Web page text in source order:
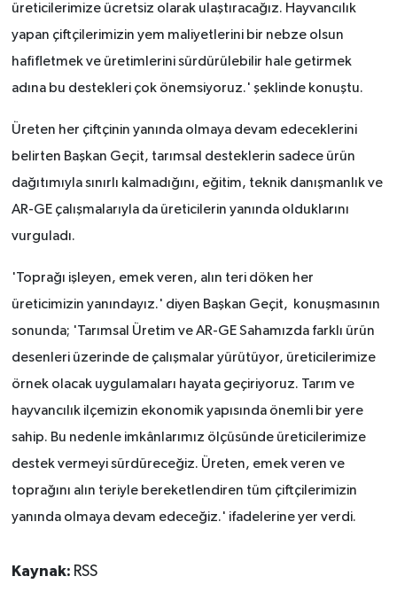
üreticilerimize ücretsiz olarak ulaştıracağız. Hayvancılık
yapan çiftçilerimizin yem maliyetlerini bir nebze olsun
hafifletmek ve üretimlerini sürdürülebilir hale getirmek
adına bu destekleri çok önemsiyoruz.' şeklinde konuştu.
Üreten her çiftçinin yanında olmaya devam edeceklerini
belirten Başkan Geçit, tarımsal desteklerin sadece ürün
dağıtımıyla sınırlı kalmadığını, eğitim, teknik danışmanlık ve
AR-GE çalışmalarıyla da üreticilerin yanında olduklarını
vurguladı.
'Toprağı işleyen, emek veren, alın teri döken her
üreticimizin yanındayız.' diyen Başkan Geçit, konuşmasının
sonunda; 'Tarımsal Üretim ve AR-GE Sahamızda farklı ürün
desenleri üzerinde de çalışmalar yürütüyor, üreticilerimize
örnek olacak uygulamaları hayata geçiriyoruz. Tarım ve
hayvancılık ilçemizin ekonomik yapısında önemli bir yere
sahip. Bu nedenle imkânlarımız ölçüsünde üreticilerimize
destek vermeyi sürdüreceğiz. Üreten, emek veren ve
toprağını alın teriyle bereketlendiren tüm çiftçilerimizin
yanında olmaya devam edeceğiz.' ifadelerine yer verdi.
Kaynak: RSS